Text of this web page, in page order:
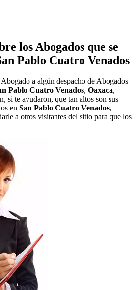
los Abogados que se
Pablo Cuatro Venados
a algún despacho de Abogados
Pablo Cuatro Venados, Oaxaca,
si te ayudaron, que tan altos son sus
en San Pablo Cuatro Venados,
a otros visitantes del sitio para que los